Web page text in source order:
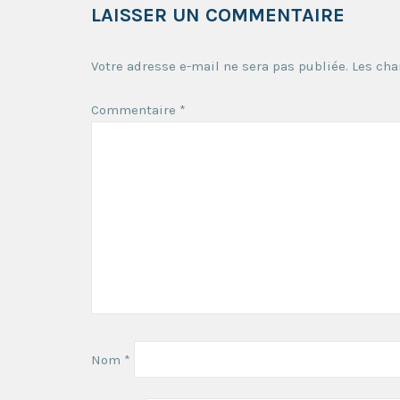
LAISSER UN COMMENTAIRE
Votre adresse e-mail ne sera pas publiée. Les
Commentaire *
Nom *